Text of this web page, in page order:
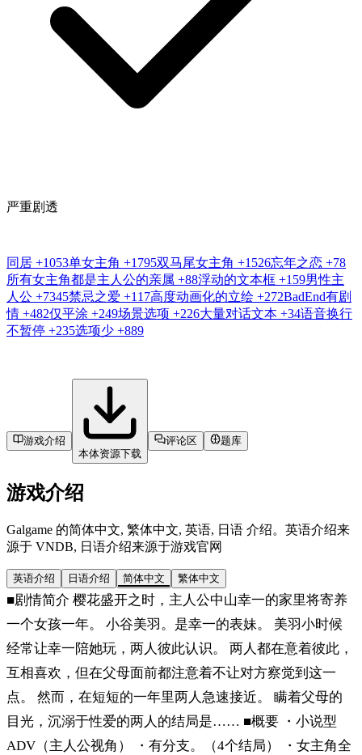
严重剧透
同居 +1053单女主角 +1795双马尾女主角 +1526忘年之恋 +78
所有女主角都是主人公的亲属 +88浮动的文本框 +159男性主
人公 +7345禁忌之爱 +117高度动画化的立绘 +272BadEnd有剧
情 +482仅平涂 +249场景选项 +226大量对话文本 +34语音换行
不暂停 +235选项少 +889
游戏介绍
本体资源下载
评论区 题库
游戏介绍
Galgame 的简体中文, 繁体中文, 英语, 日语 介绍。英语介绍来
源于 VNDB, 日语介绍来源于游戏官网
英语介绍 日语介绍 简体中文 繁体中文
■剧情简介 樱花盛开之时，主人公中山幸一的家里将寄养
一个女孩一年。 小谷美羽。是幸一的表妹。 美羽小时候
经常让幸一陪她玩，两人彼此认识。 两人都在意着彼此，
互相喜欢，但在父母面前都注意着不让对方察觉到这一
点。 然而，在短短的一年里两人急速接近。 瞒着父母的
目光，沉溺于性爱的两人的结局是…… ■概要 ・小说型
ADV（主人公视角） ・有分支。（4个结局） ・女主角全